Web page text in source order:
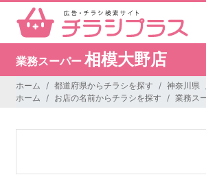
業務スーパー 相模大野店
ホーム 都道府県からチラシを探す 神奈川県
ホーム
お店の名前からチラシを探す 業務ス